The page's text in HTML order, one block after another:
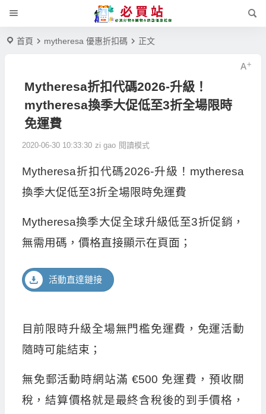
首頁 mytheresa 優惠折扣碼 正文
Mytheresa折扣代碼2026-升級！
mytheresa換季大促低至3折全場限時
免運費
2020-06-30 10:33:30 zi gao 閱讀模式
Mytheresa折扣代碼2026-升級！mytheresa
換季大促低至3折全場限時免運費
Mytheresa換季大促全球升級低至3折促銷，
無需用碼，價格直接顯示在頁面；
活動直達鏈接
目前限時升級全場無門檻免運費，免運活動
隨時可能結束；
無免郵活動時網站滿 €500 免運費，預收關
稅，結算價格就是最終含稅後的到手價格，